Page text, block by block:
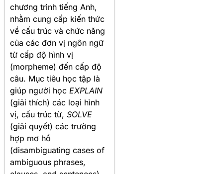
chương trình tiếng Anh,
nhằm cung cấp kiến thức
về cấu trúc và chức năng
của các đơn vị ngôn ngữ
từ cấp độ hình vị
(morpheme) đến cấp độ
câu. Mục tiêu học tập là
giúp người học EXPLAIN
(giải thích) các loại hình
vị, cấu trúc từ, SOLVE
(giải quyết) các trường
hợp mơ hồ
(disambiguating cases of
ambiguous phrases,